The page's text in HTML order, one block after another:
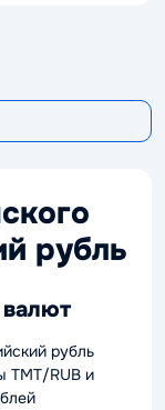
рубль
рубль
TMT/RUB и